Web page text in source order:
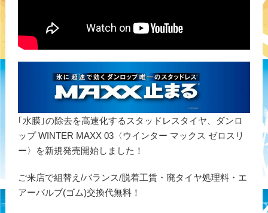
｢水膜｣の除去を高速化するスタッドレスタイヤ、ダンロ
ップ WINTER MAXX 03〈ウインター マックス ゼロスリ
ー〉を新規発売開始しました！
ご来店で組替え/バランス/脱着工賃・廃タイヤ処理料・エ
アーバルブ(ゴム)交換代無料！